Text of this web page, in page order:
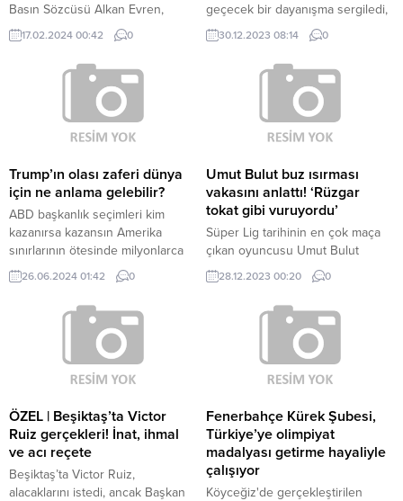
Basın Sözcüsü Alkan Evren,
Antalyaspor'a talip olmanın her
zaman zor olduğunu dile
getirerek, "Geriye dönüp
karalama kampanyası yapmak bizi
kahraman yapardı ama biz
kimseye kötü söz söylemeyiz,
söylettirmeyiz" dedi.
17.02.2024 00:42 0
geçecek bir dayanışma sergiledi,
Riyad’da dün akşam oynanması
gereken Süper Kupa maçı iptal
edildi. Suudi yetkililerin, iki takım
oyuncularının Atatürk tişörtleri ve
“Yurtta sulh, cihanda sulh”
pankartı taşımasına izin
vermemesi üzerine ezeli rekabeti
stada bile gitmedi.
30.12.2023 08:14 0
Trump’ın olası zaferi dünya
için ne anlama gelebilir?
ABD başkanlık seçimleri kim
kazanırsa kazansın Amerika
sınırlarının ötesinde milyonlarca
insanı etkileyecek.
26.06.2024 01:42 0
Umut Bulut buz ısırması
vakasını anlattı! ‘Rüzgar
tokat gibi vuruyordu’
Süper Lig tarihinin en çok maça
çıkan oyuncusu Umut Bulut
suskunluğunu bozdu. 40
yaşındaki emektar golcü,
Sivasspor maçında uğradığı buz
ısırması vakasını anlattı.
28.12.2023 00:20 0
ÖZEL | Beşiktaş’ta Victor
Ruiz gerçekleri! İnat, ihmal
ve acı reçete
Beşiktaş’ta Victor Ruiz,
alacaklarını istedi, ancak Başkan
Fenerbahçe Kürek Şubesi,
Türkiye’ye olimpiyat
madalyası getirme hayaliyle
çalışıyor
Köyceğiz'de gerçekleştirilen